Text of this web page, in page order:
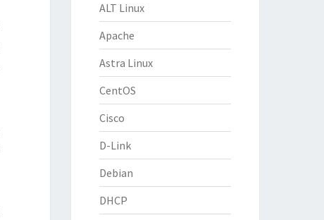
ALT Linux
Apache
Astra Linux
CentOS
Cisco
D-Link
Debian
DHCP